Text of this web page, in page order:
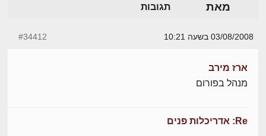
מאת תגובות
03/08/2008 בשעה 10:21 #34412
ארז מירב
מנהל בפורום
Re: אדריכלות פנים